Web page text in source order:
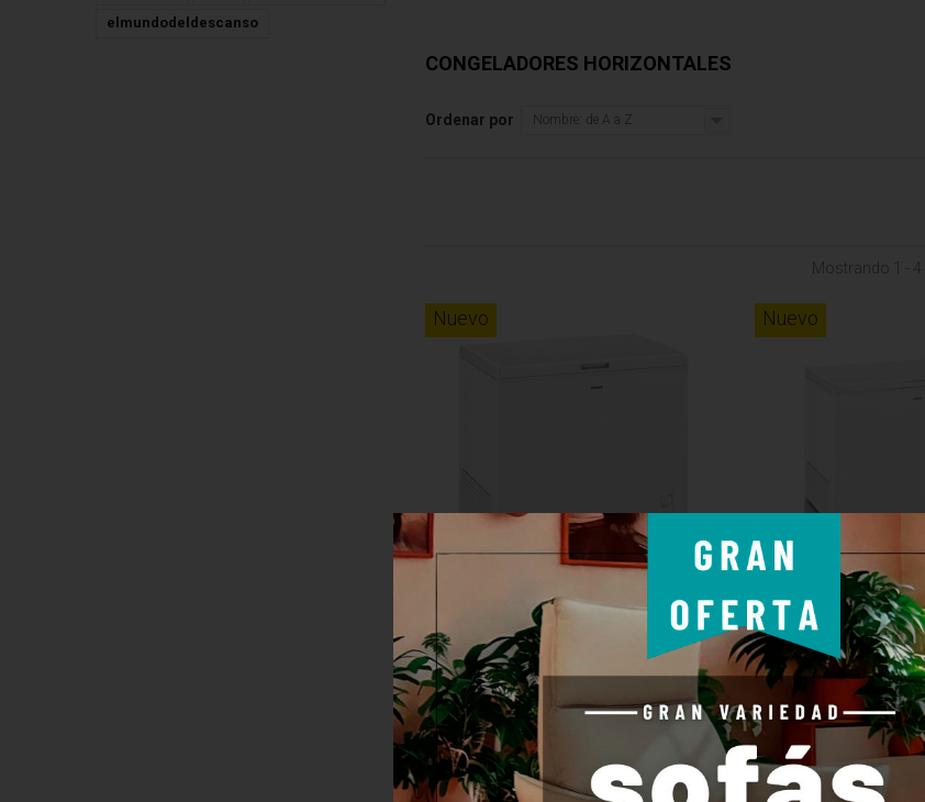
elmundodeldescanso
CONGELADORES HORIZONTALES
Ordenar por Nombre: de A a Z
Mostrando 1 - 4
Nuevo
Congelador Horizontal EDESA
EZH-2011/B -...
MÁS
Agregar para comparar
Nuevo
Congelador
EZH-3011 -...
MÁS
Agregar para